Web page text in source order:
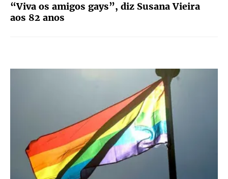
“Viva os amigos gays”, diz Susana Vieira
aos 82 anos